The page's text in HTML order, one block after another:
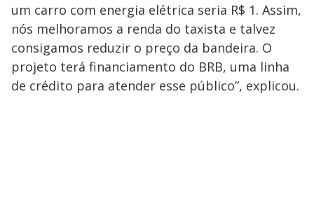
um carro com energia elétrica seria R$ 1. Assim,
nós melhoramos a renda do taxista e talvez
consigamos reduzir o preço da bandeira. O
projeto terá financiamento do BRB, uma linha
de crédito para atender esse público”, explicou.